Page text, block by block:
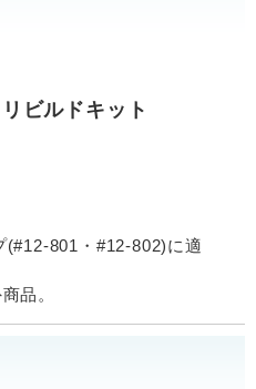
ビルドキット
801・#12-802)に適
品。